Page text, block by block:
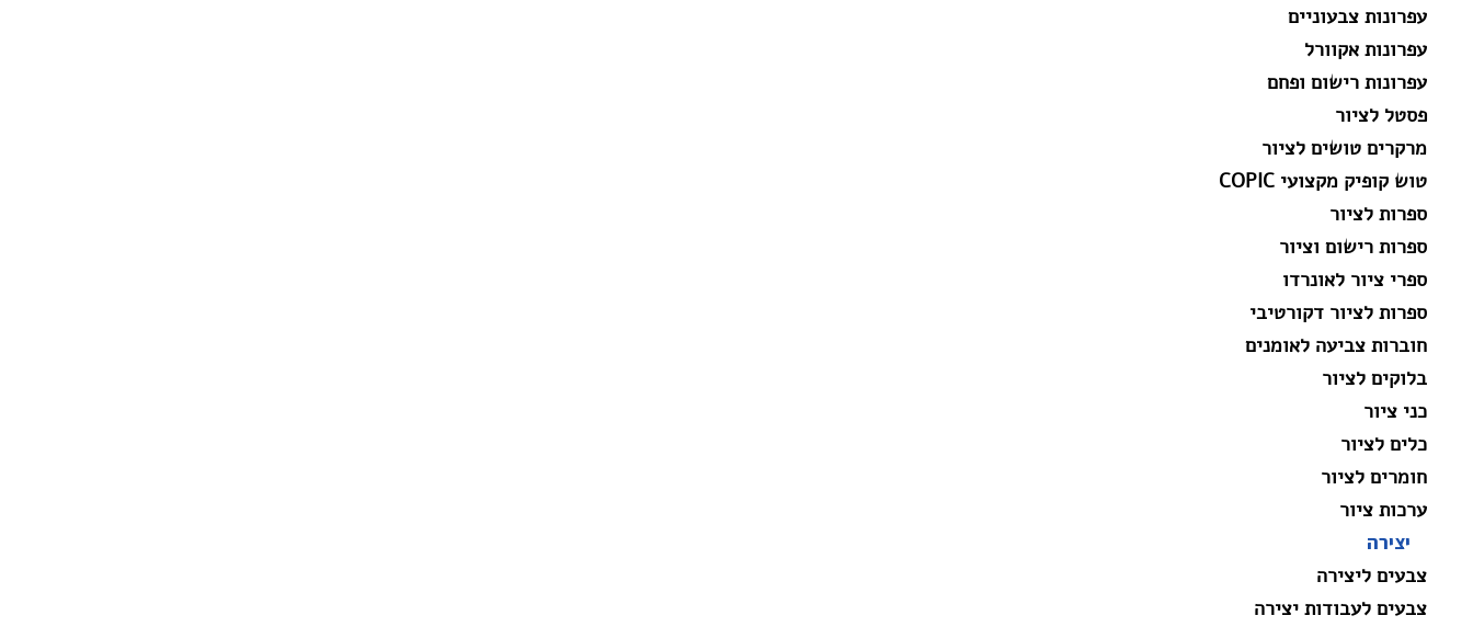
עפרונות צבעוניים
עפרונות אקוורל
עפרונות רישום ופחם
פסטל לציור
מרקרים טושים לציור
טוש קופיק מקצועי COPIC
ספרות לציור
ספרות רישום וציור
ספרי ציור לאונרדו
ספרות לציור דקורטיבי
חוברות צביעה לאומנים
בלוקים לציור
כני ציור
כלים לציור
חומרים לציור
ערכות ציור
יצירה
צבעים ליצירה
צבעים לעבודות יצירה